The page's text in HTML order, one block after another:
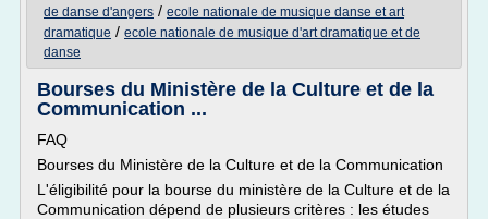
de danse d'angers / ecole nationale de musique danse et art
dramatique / ecole nationale de musique d'art dramatique et de
danse
Bourses du Ministère de la Culture et de la
Communication ...
FAQ
Bourses du Ministère de la Culture et de la Communication
L'éligibilité pour la bourse du ministère de la Culture et de la
Communication dépend de plusieurs critères : les études